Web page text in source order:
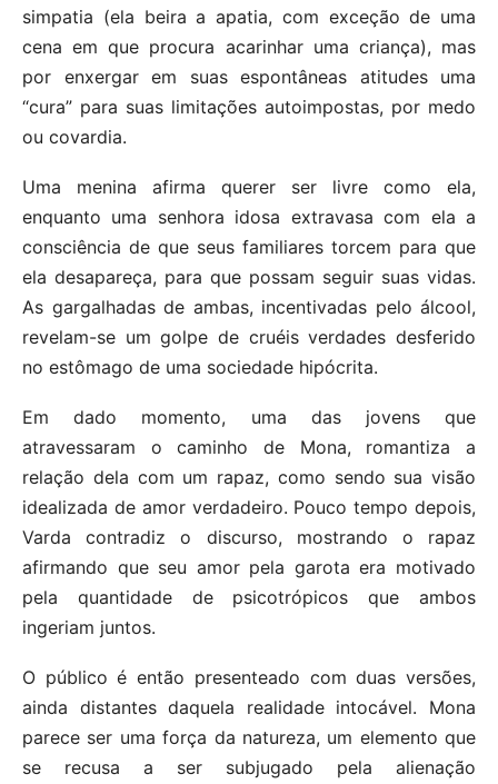
simpatia (ela beira a apatia, com exceção de uma
cena em que procura acarinhar uma criança), mas
por enxergar em suas espontâneas atitudes uma
“cura” para suas limitações autoimpostas, por medo
ou covardia.
Uma menina afirma querer ser livre como ela,
enquanto uma senhora idosa extravasa com ela a
consciência de que seus familiares torcem para que
ela desapareça, para que possam seguir suas vidas.
As gargalhadas de ambas, incentivadas pelo álcool,
revelam-se um golpe de cruéis verdades desferido
no estômago de uma sociedade hipócrita.
Em dado momento, uma das jovens que
atravessaram o caminho de Mona, romantiza a
relação dela com um rapaz, como sendo sua visão
idealizada de amor verdadeiro. Pouco tempo depois,
Varda contradiz o discurso, mostrando o rapaz
afirmando que seu amor pela garota era motivado
pela quantidade de psicotrópicos que ambos
ingeriam juntos.
O público é então presenteado com duas versões,
ainda distantes daquela realidade intocável. Mona
parece ser uma força da natureza, um elemento que
se recusa a ser subjugado pela alienação